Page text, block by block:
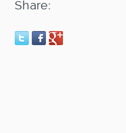
Share: